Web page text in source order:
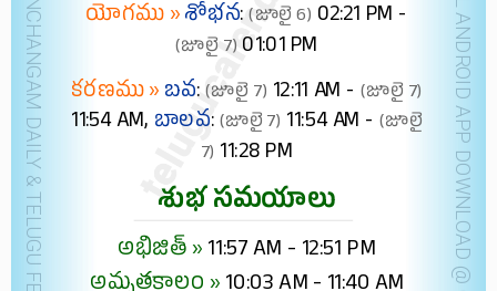
యోగము »శోభన:(జూలై 6) 02:21 PM -
(జూలై 7)01:01 PM
కరణము » బవ:(జూలై 7) 12:11 AM - (జూలై 7)
11:54 AM, బాలవ:(జూలై 7) 11:54 AM - (జూలై
7) 11:28 PM
శుభ సమయాలు
అభిజిత్ » 11:57 AM - 12:51 PM